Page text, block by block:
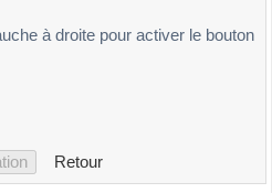
à droite pour activer le bouton
Retour